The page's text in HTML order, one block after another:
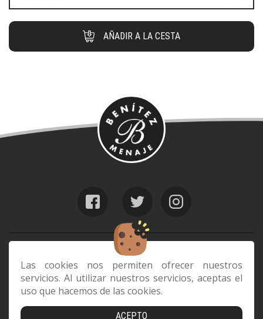
Las cookies nos permiten ofrecer nuestros
servicios. Al utilizar nuestros servicios, aceptas el
uso que hacemos de las cookies.
ACEPTO
AÑADIR A LA CESTA
web@benitezmenaje.com
C/ Barcelona 29, 35006 Las Palmas de
Gran Canaria